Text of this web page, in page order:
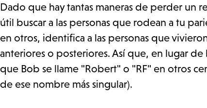
Dado que hay tantas maneras de perder un
útil buscar a las personas que rodean a tu
en otros, identifica a las personas que
anteriores o posteriores. Así que, en lugar de
que Bob se llame "Robert" o "RF" en otros
de ese nombre más singular).